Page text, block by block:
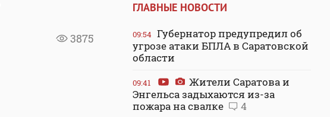
3875
ГЛАВНЫЕ НОВОСТИ
09:54 Губернатор предупредил об
угрозе атаки БПЛА в Саратовской
области
09:41
Жители Саратова и
Энгельса задыхаются из-за
пожара на свалке
4